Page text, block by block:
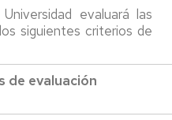
evaluará las
siguientes criterios de
de evaluación